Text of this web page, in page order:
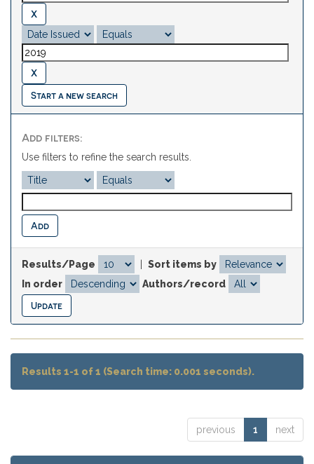
Start a new search
Add filters:
Use filters to refine the search results.
Results/Page
Sort items by
In order
Authors/record
Results 1-1 of 1 (Search time: 0.001 seconds).
previous 1 next